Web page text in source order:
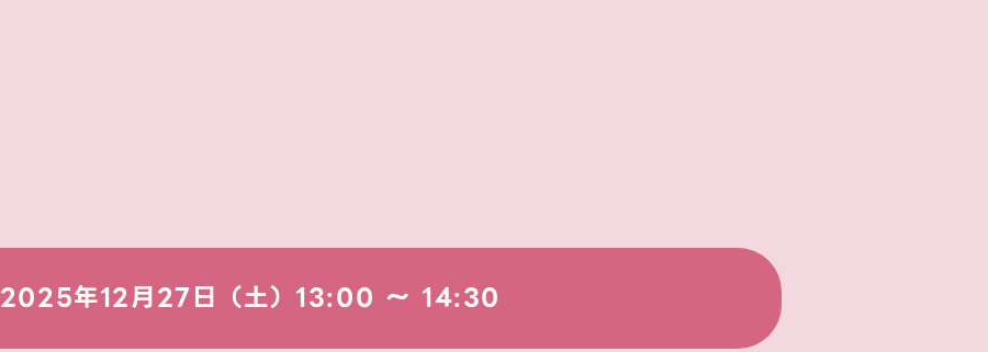
2025年12月27日（土） 13:00 〜 14:30